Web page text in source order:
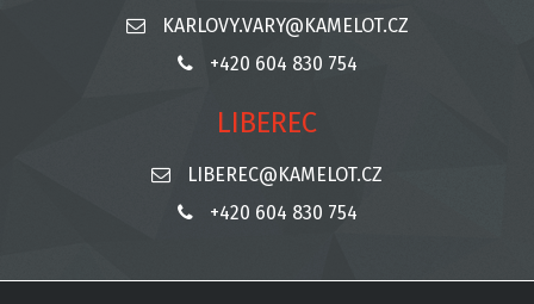
KARLOVY.VARY@KAMELOT.CZ
+420 604 830 754
LIBEREC
LIBEREC@KAMELOT.CZ
+420 604 830 754